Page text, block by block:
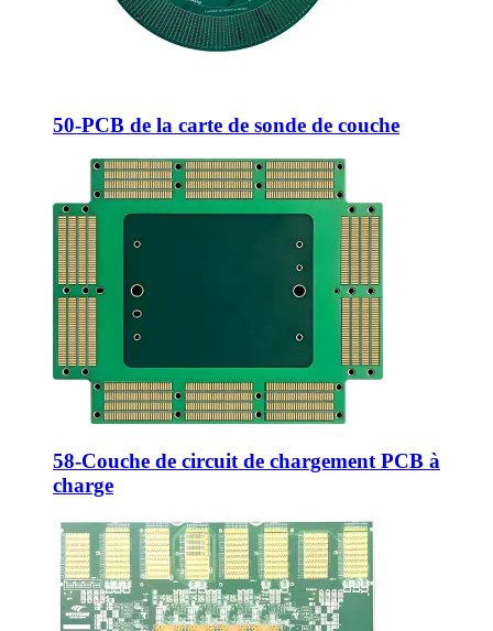
50-PCB de la carte de sonde de couche
58-Couche de circuit de chargement PCB à
charge